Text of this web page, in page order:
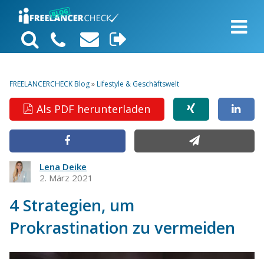
FREELANCERCHECK Blog»Lifestyle & Geschäftswelt
Als PDF herunterladen
Lena Deike
2. März 2021
4 Strategien, um
Prokrastination zu vermeiden